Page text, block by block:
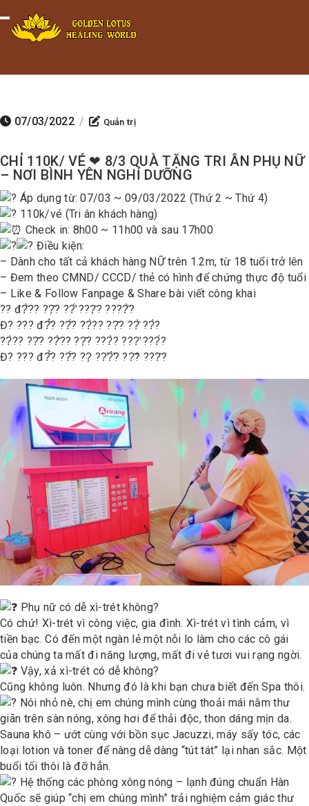
Toggle navigation
07/03/2022 / Quản trị
CHỈ 110K/ VÉ ❤ 8/3 QUÀ TẶNG TRI ÂN PHỤ NỮ
– NƠI BÌNH YÊN NGHỈ DƯỠNG
Áp dụng từ: 07/03 ~ 09/03/2022 (Thứ 2 ~ Thứ 4)
110k/vé (Tri ân khách hàng)
Check in: 8h00 ~ 11h00 và sau 17h00
Điều kiện:
– Dành cho tất cả khách hàng NỮ trên 1.2m, từ 18 tuổi trở lên
– Đem theo CMND/ CCCD/ thẻ có hình để chứng thực độ tuổi
– Like & Follow Fanpage & Share bài viết công khai
?? đ?̂̀?? ??̣̂? ??̛́ ???̣̂? ????̂̀?
Đ? ??? đ?̂̉? ??̂́? ??̀?? ??̂? ??̂̀ ??̀?
??̀?? ??̂? ??̆̀?? ??̣̂? ???̀? ???̛ ???́?
Đ? ??? đ?̂̉? ??̂́? ??̣ ??̛?̛̀? ??̃? ???̂?
Phụ nữ có dễ xì-trét không?
Có chứ! Xì-trét vì công việc, gia đình. Xì-trét vì tình cảm, vì
tiền bạc. Có đến một ngàn lẻ một nỗi lo làm cho các cô gái
của chúng ta mất đi năng lượng, mất đi vẻ tươi vui rạng ngời.
Vậy, xả xì-trét có dễ không?
Cũng không luôn. Nhưng đó là khi bạn chưa biết đến Spa thôi.
Nói nhỏ nè, chị em chúng mình cùng thoải mái nằm thư
giãn trên sàn nóng, xông hơi để thải độc, thon dáng mịn da.
Sauna khô – ướt cùng với bồn sục Jacuzzi, máy sấy tóc, các
loại lotion và toner để nàng dễ dàng “tút tát” lại nhan sắc. Một
buổi tối thôi là đỡ hẳn.
Hệ thống các phòng xông nóng – lạnh đúng chuẩn Hàn
Quốc sẽ giúp “chị em chúng mình” trải nghiệm cảm giác thư
Minigame Tiktok cùng Golden
Lotus nhận thưởng đến 9tr đồng.